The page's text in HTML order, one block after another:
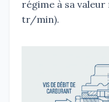
régime à sa
tr/min).